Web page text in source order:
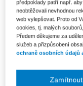
proběhne s ohledem
prostředí.
Obsah
1. Daň z příjmů
Stručné
nehmotný
předpoklady patří např.
neobtěžovali nevhodnou
web vylepšovat. Proto od
cookies, tj. malých
Předem děkujeme za
služeb a přizpůsobení
ochraně osobních údajů